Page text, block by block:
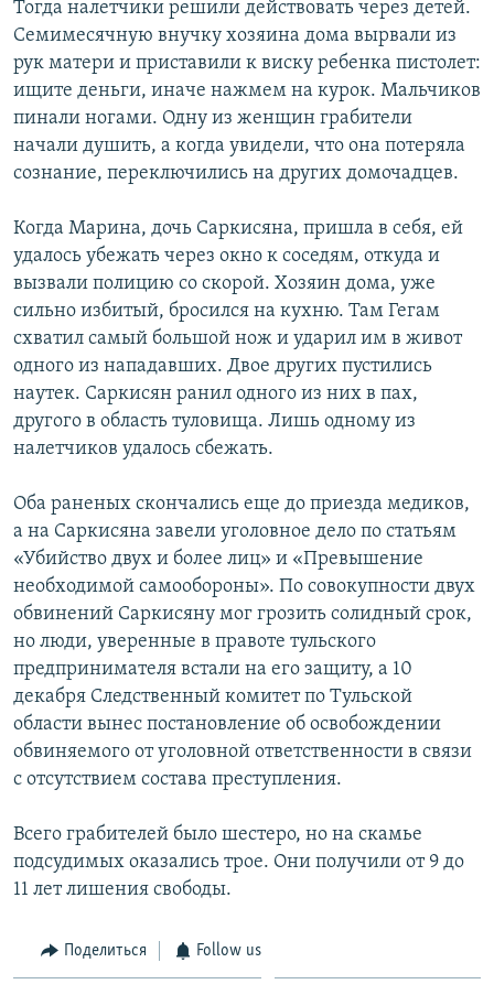
Тогда налетчики решили действовать через детей.
Семимесячную внучку хозяина дома вырвали из
рук матери и приставили к виску ребенка пистолет:
ищите деньги, иначе нажмем на курок. Мальчиков
пинали ногами. Одну из женщин грабители
начали душить, а когда увидели, что она потеряла
сознание, переключились на других домочадцев.
Когда Марина, дочь Саркисяна, пришла в себя, ей
удалось убежать через окно к соседям, откуда и
вызвали полицию со скорой. Хозяин дома, уже
сильно избитый, бросился на кухню. Там Гегам
схватил самый большой нож и ударил им в живот
одного из нападавших. Двое других пустились
наутек. Саркисян ранил одного из них в пах,
другого в область туловища. Лишь одному из
налетчиков удалось сбежать.
Оба раненых скончались еще до приезда медиков,
а на Саркисяна завели уголовное дело по статьям
«Убийство двух и более лиц» и «Превышение
необходимой самообороны». По совокупности двух
обвинений Саркисяну мог грозить солидный срок,
но люди, уверенные в правоте тульского
предпринимателя встали на его защиту, а 10
декабря Следственный комитет по Тульской
области вынес постановление об освобождении
обвиняемого от уголовной ответственности в связи
с отсутствием состава преступления.
Всего грабителей было шестеро, но на скамье
подсудимых оказались трое. Они получили от 9 до
11 лет лишения свободы.
Поделиться Follow us